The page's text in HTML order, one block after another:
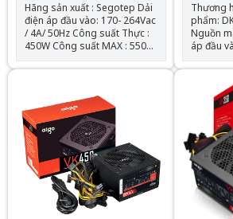
Hãng sản xuất : Segotep Dải
điện áp đầu vào: 170- 264Vac
/ 4A/ 50Hz Công suất Thực :
450W Công suất MAX : 550W
Hiệu suất > 79%-80% Thiết
kế cáp bẹ cao cấp Quạt làm
biến nhiệt độ AI Cooler độc
quyền Hỗ trợ tất cả các dòng
CPU Intel& AMD BOX( kèm
cable 1.2m- tiêu chuẩn Châu
Âu) ATA Connector: 02 SATA
Connector: 03 PCI-E
Connector( 6+2 pins): 02
Thương
phẩm: DK750
Nguồn máy tính
áp đầu
Công suất
120mm Tiêu chuẩn Kích
thước
140mm x
nguồn tối
lượng
x ATX
650mm 2 x CPU 8-PIN (4+4)
dài 650mm 1 x PCIe
x 2 dài
SATA (4